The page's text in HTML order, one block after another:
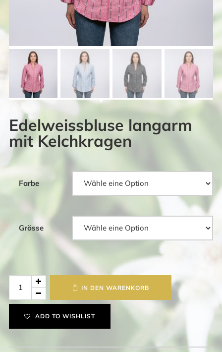
Edelweissbluse langarm
mit Kelchkragen
Farbe
Grösse
Edelweissbluse
langarm
IN DEN WARENKORB
ADD TO WISHLIST